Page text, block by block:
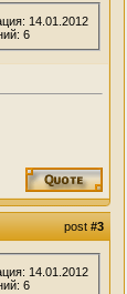
14.01.2012
6
post#3
14.01.2012
6